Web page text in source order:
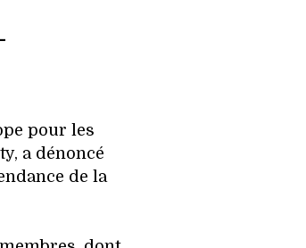
pour les
a dénoncé
de la